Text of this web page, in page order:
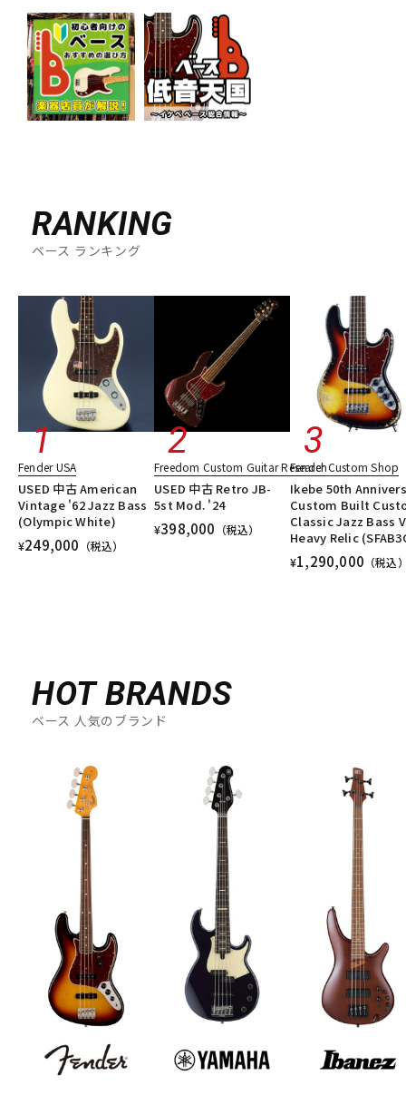
中古
RANKING
ベース ランキング
Fender USA
USED 中古 American
Vintage '62 Jazz Bass
(Olympic White)
¥249,000 （税込）
Freedom Custom Guitar Research
USED 中古 Retro JB-
5st Mod. '24
¥398,000 （税込）
Fender Custom Shop
Ikebe 50th
Custom Built
Classic Jazz Bass V
Heavy Relic
¥1,290,000 （税込
HOT BRANDS
ベース 人気のブランド